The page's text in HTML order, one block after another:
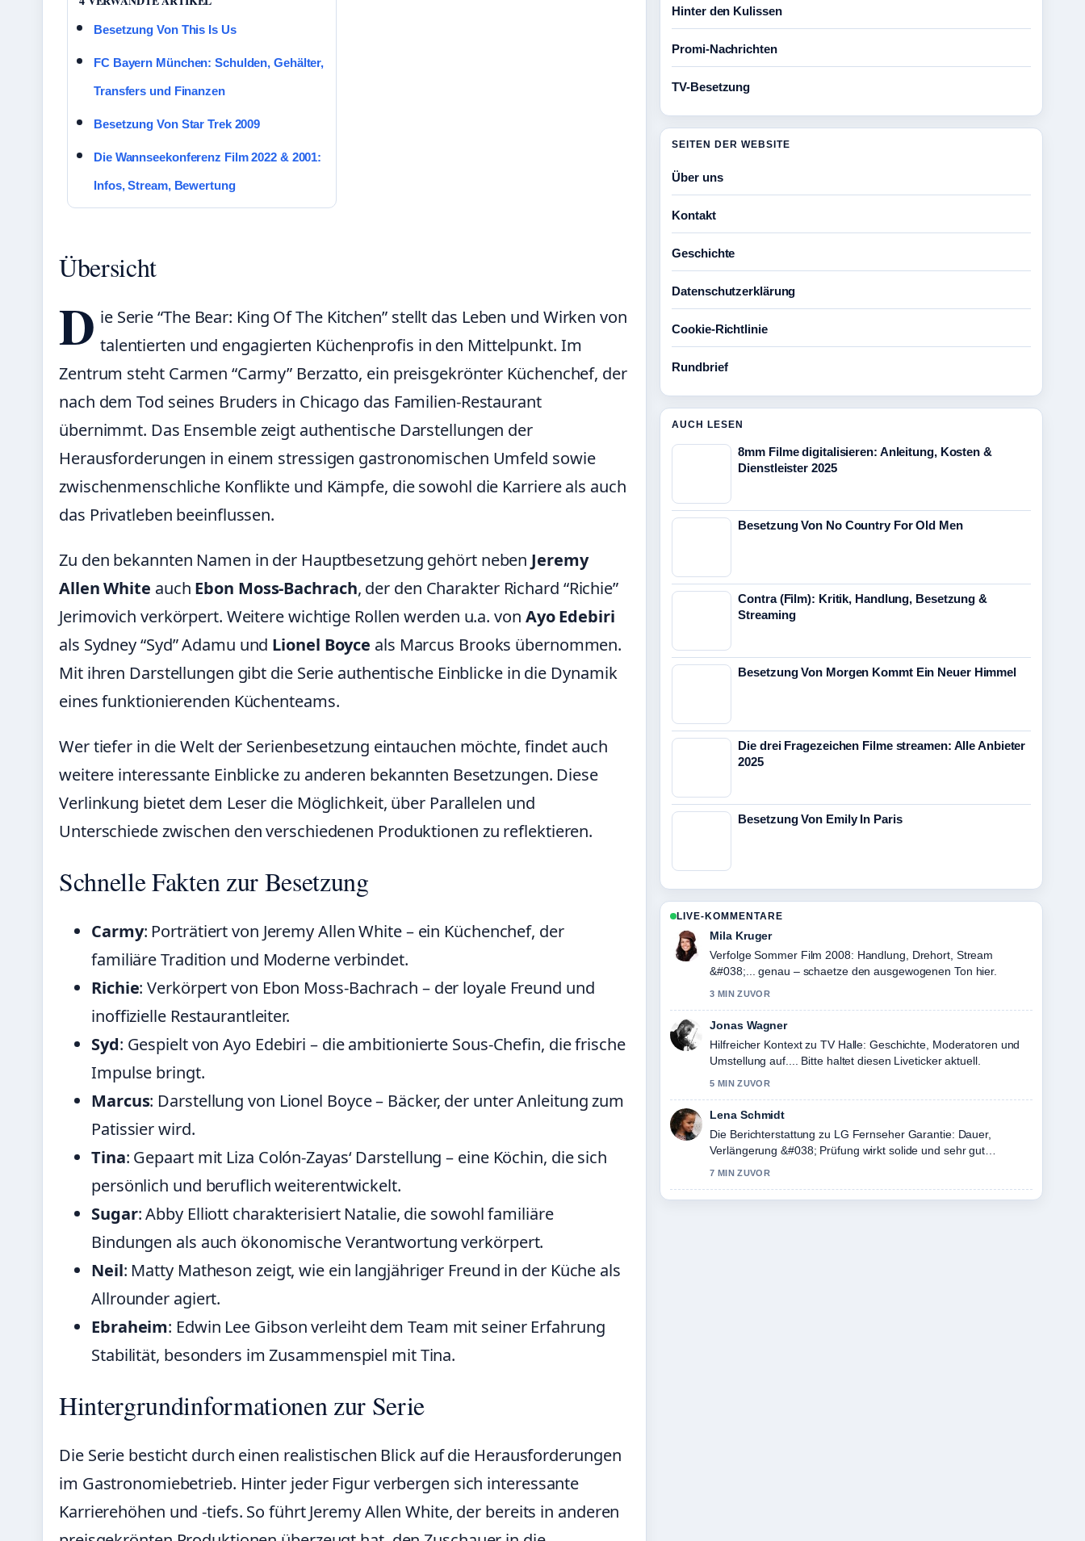
Besetzung Von This Is Us
FC Bayern München: Schulden, Gehälter,
Transfers und Finanzen
Besetzung Von Star Trek 2009
Die Wannseekonferenz Film 2022 & 2001:
Infos, Stream, Bewertung
Übersicht
D ie Serie “The Bear: King Of The Kitchen” stellt das Leben und Wirken von
talentierten und engagierten Küchenprofis in den Mittelpunkt. Im
Zentrum steht Carmen “Carmy” Berzatto, ein preisgekrönter Küchenchef, der
nach dem Tod seines Bruders in Chicago das Familien-Restaurant
übernimmt. Das Ensemble zeigt authentische Darstellungen der
Herausforderungen in einem stressigen gastronomischen Umfeld sowie
zwischenmenschliche Konflikte und Kämpfe, die sowohl die Karriere als auch
das Privatleben beeinflussen.
Zu den bekannten Namen in der Hauptbesetzung gehört neben Jeremy
Allen White auch Ebon Moss-Bachrach, der den Charakter Richard “Richie”
Jerimovich verkörpert. Weitere wichtige Rollen werden u.a. von Ayo Edebiri
als Sydney “Syd” Adamu und Lionel Boyce als Marcus Brooks übernommen.
Mit ihren Darstellungen gibt die Serie authentische Einblicke in die Dynamik
eines funktionierenden Küchenteams.
Wer tiefer in die Welt der Serienbesetzung eintauchen möchte, findet auch
weitere interessante Einblickezu anderen bekannten Besetzungen. Diese
Verlinkung bietet dem Leser die Möglichkeit, über Parallelen und
Unterschiede zwischen den verschiedenen Produktionen zu reflektieren.
Schnelle Fakten zur Besetzung
Carmy: Porträtiert von Jeremy Allen White – ein Küchenchef, der
familiäre Tradition und Moderne verbindet.
Richie: Verkörpert von Ebon Moss-Bachrach – der loyale Freund und
inoffizielle Restaurantleiter.
Syd: Gespielt von Ayo Edebiri – die ambitionierte Sous-Chefin, die frische
Impulse bringt.
Marcus: Darstellung von Lionel Boyce – Bäcker, der unter Anleitung zum
Patissier wird.
Tina: Gepaart mit Liza Colón-Zayas‘ Darstellung – eine Köchin, die sich
persönlich und beruflich weiterentwickelt.
Sugar: Abby Elliott charakterisiert Natalie, die sowohl familiäre
Bindungen als auch ökonomische Verantwortung verkörpert.
Neil: Matty Matheson zeigt, wie ein langjähriger Freund in der Küche als
Allrounder agiert.
Ebraheim: Edwin Lee Gibson verleiht dem Team mit seiner Erfahrung
Stabilität, besonders im Zusammenspiel mit Tina.
Hintergrundinformationen zur Serie
Die Serie besticht durch einen realistischen Blick auf die Herausforderungen
im Gastronomiebetrieb. Hinter jeder Figur verbergen sich interessante
Karrierehöhen und -tiefs. So führt Jeremy Allen White, der bereits in anderen
Hinter den Kulissen
Promi-Nachrichten
TV-Besetzung
SEITEN DER WEBSITE
Über uns
Kontakt
Geschichte
Datenschutzerklärung
Cookie-Richtlinie
Rundbrief
AUCH LESEN
8mm Filme digitalisieren: Anleitung, Kosten &
Dienstleister 2025
Besetzung Von No Country For Old Men
Contra (Film): Kritik, Handlung, Besetzung &
Streaming
Besetzung Von Morgen Kommt Ein Neuer Himmel
Die drei Fragezeichen Filme streamen: Alle Anbieter
2025
Besetzung Von Emily In Paris
LIVE-KOMMENTARE
Mila Kruger
Verfolge Sommer Film 2008: Handlung, Drehort, Stream
&#038;... genau – schaetze den ausgewogenen Ton hier.
3 MIN ZUVOR
Jonas Wagner
Hilfreicher Kontext zu TV Halle: Geschichte, Moderatoren und
Umstellung auf.... Bitte haltet diesen Liveticker aktuell.
5 MIN ZUVOR
Lena Schmidt
Die Berichterstattung zu LG Fernseher Garantie: Dauer,
Verlängerung &#038; Prüfung wirkt solide und sehr gut
7 MIN ZUVOR